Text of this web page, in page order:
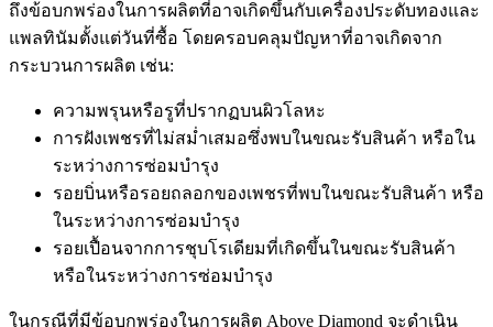
ถึงข้อบกพร่องในการผลิตที่อาจเกิดขึ้นกับเครื่องประดับทองและ
แพลทินัมตั้งแต่วันที่ซื้อ โดยครอบคลุมปัญหาที่อาจเกิดจาก
กระบวนการผลิต เช่น:
ความพรุนหรือรูที่ปรากฏบนผิวโลหะ
การฝังเพชรที่ไม่สม่ำเสมอซึ่งพบในขณะรับสินค้า หรือใน
ระหว่างการซ่อมบำรุง
รอยบิ่นหรือรอยถลอกของเพชรที่พบในขณะรับสินค้า หรือ
ในระหว่างการซ่อมบำรุง
รอยเปื้อนจากการชุบโรเดียมที่เกิดขึ้นในขณะรับสินค้า
หรือในระหว่างการซ่อมบำรุง
ในกรณีที่มีข้อบกพร่องในการผลิต Above Diamond จะดำเนิน